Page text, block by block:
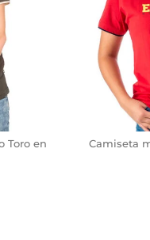
Toro en
Camiseta